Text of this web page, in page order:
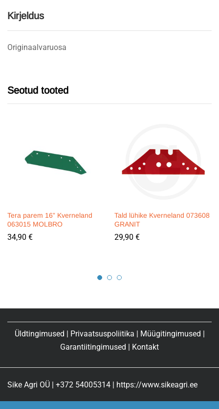
Kirjeldus
Originaalvaruosa
Seotud tooted
Tera parem 16” Kverneland
063015 MOLBRO
34,90 €
Tald lühike Kverneland 073608
GRANIT
29,90 €
Üldtingimused Privaatsuspoliitika Müügitingimused
Garantiitingimused
Kontakt
Sike Agri OÜ | +372 54005314 | https://www.sikeagri.ee